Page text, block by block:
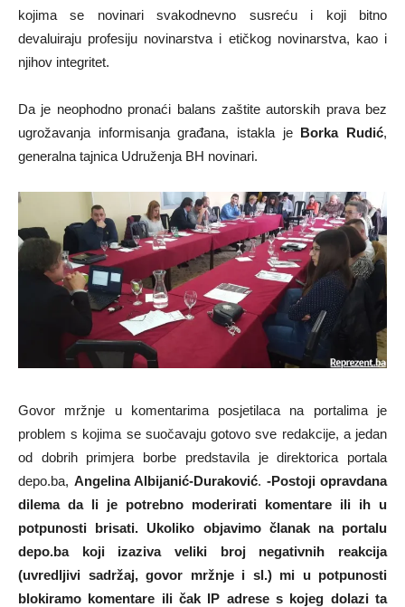
kojima se novinari svakodnevno susreću i koji bitno
devaluiraju profesiju novinarstva i etičkog novinarstva, kao i
njihov integritet.
Da je neophodno pronaći balans zaštite autorskih prava bez
ugrožavanja informisanja građana, istakla je Borka Rudić,
generalna tajnica Udruženja BH novinari.
Govor mržnje u komentarima posjetilaca na portalima je
problem s kojima se suočavaju gotovo sve redakcije, a jedan
od dobrih primjera borbe predstavila je direktorica portala
depo.ba, Angelina Albijanić-Duraković. -Postoji opravdana
dilema da li je potrebno moderirati komentare ili ih u
potpunosti brisati. Ukoliko objavimo članak na portalu
depo.ba koji izaziva veliki broj negativnih reakcija
(uvredljivi sadržaj, govor mržnje i sl.) mi u potpunosti
blokiramo komentare ili čak IP adrese s kojeg dolazi ta